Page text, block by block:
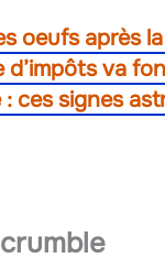
oeufs après
va
: ces signes